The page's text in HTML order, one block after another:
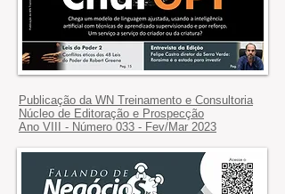
Publicação da WN Treinamento e Consultoria
Núcleo de Editoração e Prospecção
Ano VIII - Número 033 - Fev/Mar 2023